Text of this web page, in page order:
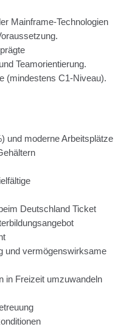
Mainframe-Technologien
Teamorientierung.
(mindestens C1-Niveau).
und moderne Arbeitsplätze
Deutschland Ticket
und vermögenswirksame
in Freizeit umzuwandeln